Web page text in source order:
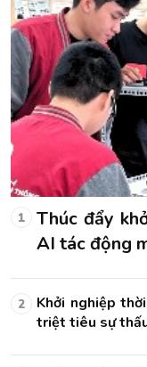
1
Thúc đẩy
AI tác động
2
Khởi nghiệp
triệt tiêu sự